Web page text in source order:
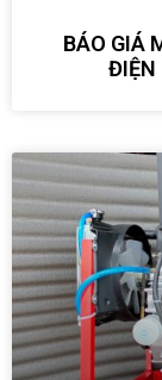
BÁO GIÁ
ĐIỆN